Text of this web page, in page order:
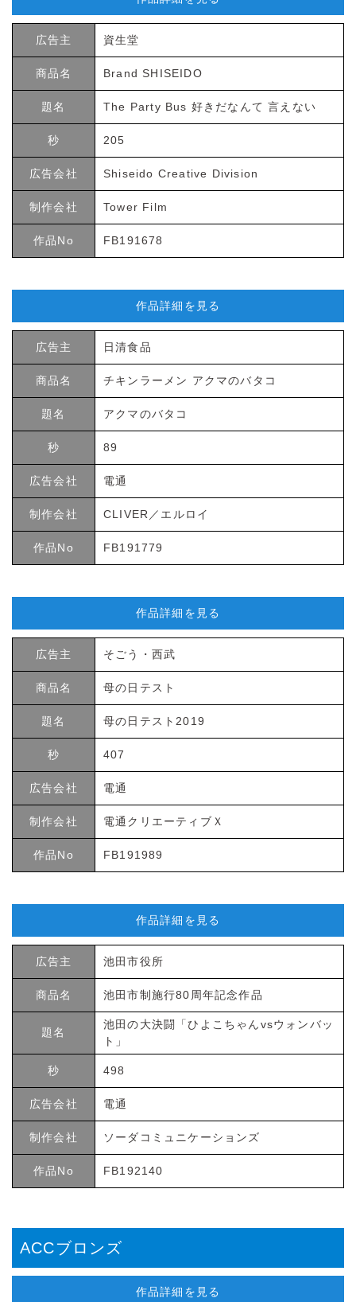
広告主 資生堂
商品名 Brand SHISEIDO
題名 The Party Bus 好きだなんて 言えない
秒 205
広告会社 Shiseido Creative Division
制作会社 Tower Film
作品No FB191678
作品詳細を見る
広告主 日清食品
商品名 チキンラーメン アクマのバタコ
題名 アクマのバタコ
秒 89
広告会社 電通
制作会社 CLIVER／エルロイ
作品No FB191779
作品詳細を見る
広告主 そごう・西武
商品名 母の日テスト
題名 母の日テスト2019
秒 407
広告会社 電通
制作会社 電通クリエーティブＸ
作品No FB191989
作品詳細を見る
広告主 池田市役所
商品名 池田市制施行80周年記念作品
題名
池田の大決闘「ひよこちゃんvsウォンバッ
ト」
秒 498
広告会社 電通
制作会社 ソーダコミュニケーションズ
作品No FB192140
ACCブロンズ
作品詳細を見る